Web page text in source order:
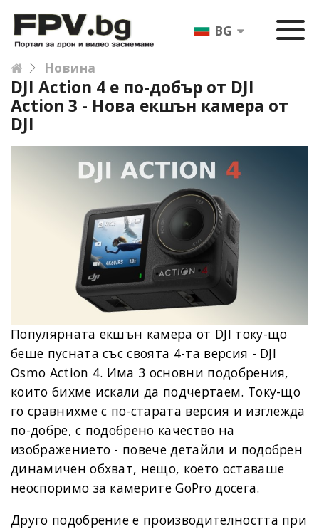
BG
Новина
DJI Action 4 е по-добър от DJI
Action 3 - Нова екшън камера от
DJI
Популярната екшън камера от DJI току-що
беше пусната със своята 4-та версия - DJI
Osmo Action 4. Има 3 основни подобрения,
които бихме искали да подчертаем. Току-що
го сравнихме с по-старата версия и изглежда
по-добре, с подобрено качество на
изображението - повече детайли и подобрен
динамичен обхват, нещо, което оставаше
неоспоримо за камерите GoPro досега.
Друго подобрение е производителността при